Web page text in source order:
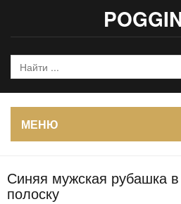
МЕНЮ
Синяя мужская рубашка
полоску